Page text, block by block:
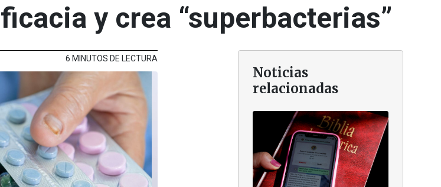
y crea “superbacterias”
6 MINUTOS DE LECTURA
Noticias
relacionadas